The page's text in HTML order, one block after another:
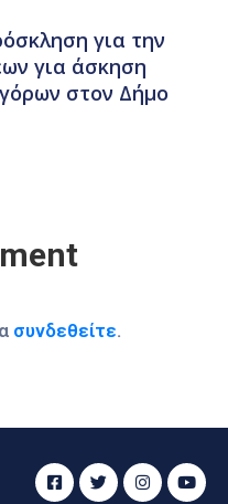
για την
για άσκηση
στον Δήμο
συνδεθείτε.